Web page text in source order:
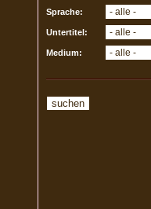
Sprache:
Untertitel:
Medium: